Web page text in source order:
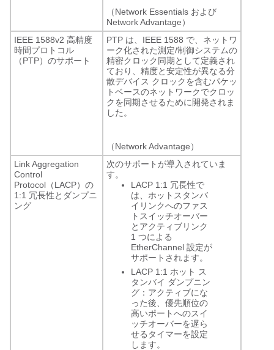
（Network Essentials および
Network Advantage）
IEEE 1588v2 高精度
時間プロトコル
（PTP）のサポート
PTP は、IEEE 1588 で、ネットワ
ーク化された測定/制御システムの
精密クロック同期として定義され
ており、精度と安定性が異なる分
散デバイス クロックを含むパケッ
トベースのネットワークでクロッ
クを同期させるために開発されま
した。
（Network Advantage）
Link Aggregation
Control
Protocol（LACP）の
1:1 冗長性とダンプニ
ング
次のサポートが導入されていま
す。
LACP 1:1 冗長性で
は、ホットスタンバ
イリンクへのファス
トスイッチオーバー
とアクティブリンク
1 つによる
EtherChannel 設定が
サポートされます。
LACP 1:1 ホット ス
タンバイ ダンプニン
グ：アクティブにな
った後、優先順位の
高いポートへのスイ
ッチオーバーを遅ら
せるタイマーを設定
します。